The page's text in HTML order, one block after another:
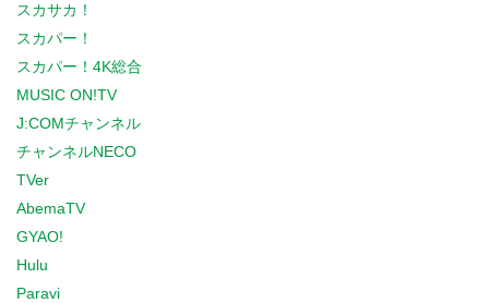
スカサカ！
スカパー！
スカパー！4K総合
MUSIC ON!TV
J:COMチャンネル
チャンネルNECO
TVer
AbemaTV
GYAO!
Hulu
Paravi